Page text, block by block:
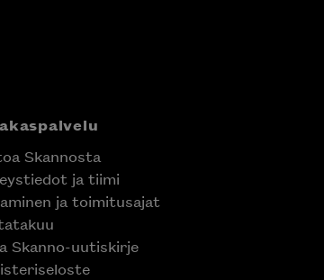
Skannosta
ja tiimi
ja toimitusajat
Skanno-uutiskirje